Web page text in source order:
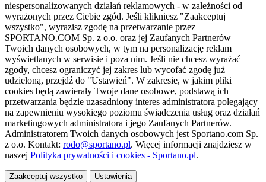
niespersonalizowanych działań reklamowych - w zależności od
wyrażonych przez Ciebie zgód. Jeśli klikniesz "Zaakceptuj
wszystko", wyrazisz zgodę na przetwarzanie przez
SPORTANO.COM Sp. z o.o. oraz jej Zaufanych Partnerów
Twoich danych osobowych, w tym na personalizację reklam
wyświetlanych w serwisie i poza nim. Jeśli nie chcesz wyrażać
zgody, chcesz ograniczyć jej zakres lub wycofać zgodę już
udzieloną, przejdź do "Ustawień". W zakresie, w jakim pliki
cookies będą zawierały Twoje dane osobowe, podstawą ich
przetwarzania będzie uzasadniony interes administratora polegający
na zapewnieniu wysokiego poziomu świadczenia usług oraz działań
marketingowych administratora i jego Zaufanych Partnerów.
Administratorem Twoich danych osobowych jest Sportano.com Sp.
z o.o. Kontakt: rodo@sportano.pl. Więcej informacji znajdziesz w
naszej Polityka prywatności i cookies - Sportano.pl.
Zaakceptuj wszystko Ustawienia